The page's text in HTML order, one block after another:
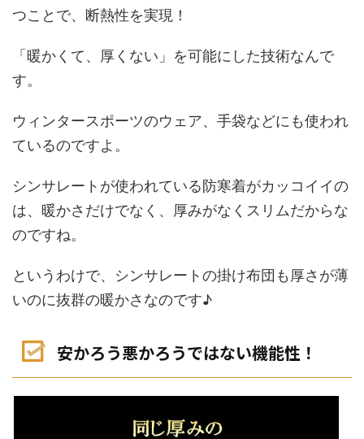
つことで、 断熱性を実現！
「暖かくて、厚くない」 を可能にした技術なんで
す。
ウィンタースポーツのウェア、手袋などにも使われ
ているのですよ。
シンサレートが使われている防寒着がカッコイイの
は、暖かさだけでなく、厚みがなくスリムだからな
のですね。
というわけで、シンサレートの掛け布団も 厚さが薄
いのに抜群の暖かさ なのです♪
安かろう悪かろうではない機能性！